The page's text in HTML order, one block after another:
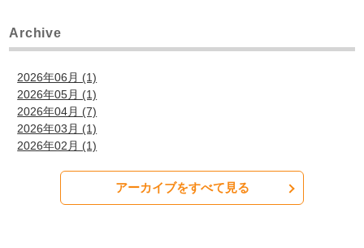
Archive
2026年06月 (1)
2026年05月 (1)
2026年04月 (7)
2026年03月 (1)
2026年02月 (1)
アーカイブをすべて見る